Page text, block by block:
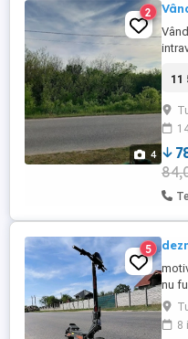
4
2
mp.
11
5
nu
nu
8